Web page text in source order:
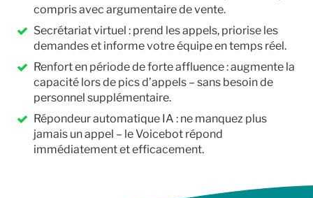
compris avec argumentaire de vente.
Secrétariat virtuel : prend les appels, priorise les
demandes et informe votre équipe en temps réel.
Renfort en période de forte affluence : augmente la
capacité lors de pics d’appels – sans besoin de
personnel supplémentaire.
Répondeur automatique IA : ne manquez plus
jamais un appel – le Voicebot répond
immédiatement et efficacement.